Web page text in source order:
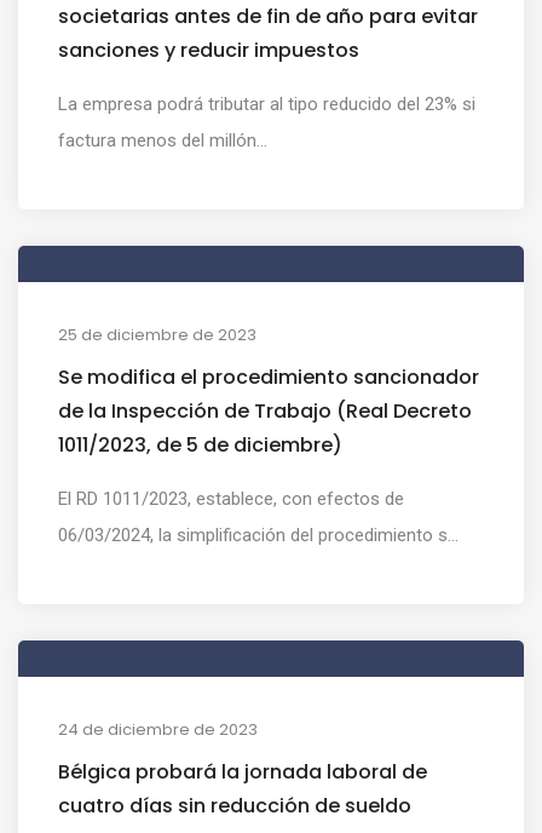
societarias antes de fin de año para evitar
sanciones y reducir impuestos
La empresa podrá tributar al tipo reducido del 23% si
factura menos del millón...
25 de diciembre de 2023
Se modifica el procedimiento sancionador
de la Inspección de Trabajo (Real Decreto
1011/2023, de 5 de diciembre)
El RD 1011/2023, establece, con efectos de
06/03/2024, la simplificación del procedimiento s...
24 de diciembre de 2023
Bélgica probará la jornada laboral de
cuatro días sin reducción de sueldo